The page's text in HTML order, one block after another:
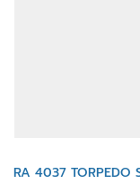
RA 4037 TORPEDO